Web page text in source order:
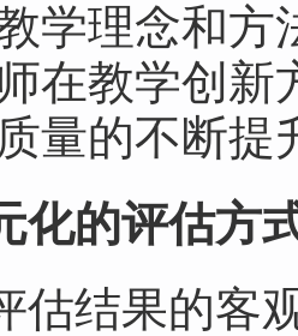
学理念和方
在教学创新
量的不断提
化的评估方
估结果的客